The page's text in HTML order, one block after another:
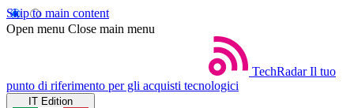
Skip to main content
Open menu Close main menu
TechRadar Il tuo
punto di riferimento per gli acquisti tecnologici
IT Edition